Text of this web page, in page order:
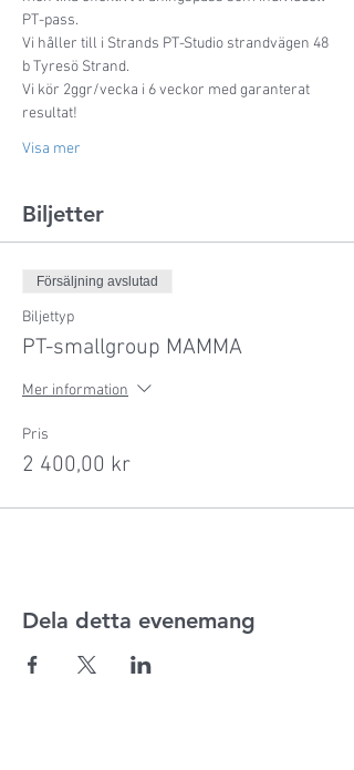
PT-pass.
Vi håller till i Strands PT-Studio strandvägen 48
b Tyresö Strand.
Vi kör 2ggr/vecka i 6 veckor med garanterat
resultat!
Visa mer
Biljetter
Försäljning avslutad
Biljettyp
PT-smallgroup MAMMA
Mer information
Pris
2 400,00 kr
Dela detta evenemang